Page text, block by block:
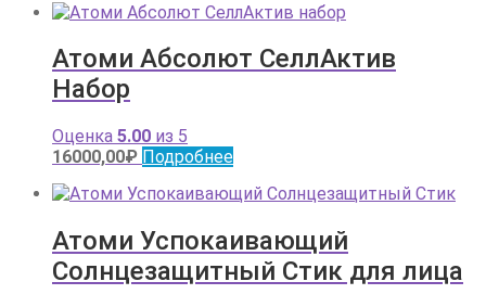
Атоми Абсолют СеллАктив
Набор
Оценка 5.00 из 5
16000,00₽ Подробнее
Атоми Успокаивающий
Солнцезащитный Стик для лица